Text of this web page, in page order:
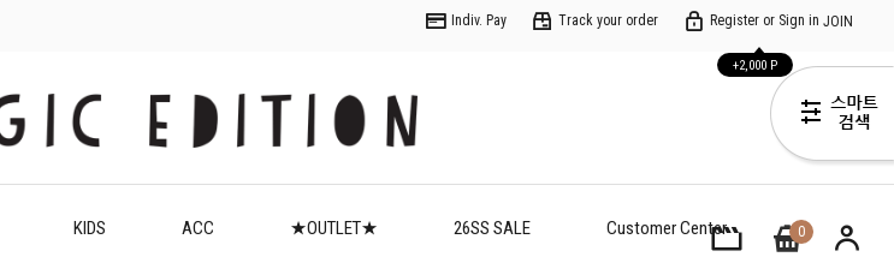
Indiv. Pay Track your order Register or Sign in JOIN
+2,000 P
KIDS ACC ★OUTLET★ 26SS SALE Customer Center 0